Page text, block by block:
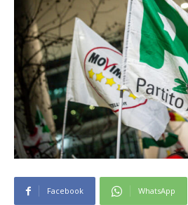
Facebook WhatsApp